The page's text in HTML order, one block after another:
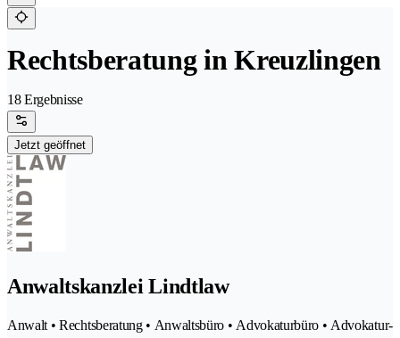
Rechtsberatung in Kreuzlingen
18 Ergebnisse
Jetzt geöffnet
Anwaltskanzlei Lindtlaw
Anwalt • Rechtsberatung • Anwaltsbüro • Advokaturbüro • Advokatur-